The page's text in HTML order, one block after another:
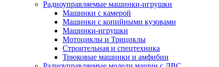
Радиоуправляемые машинки-игрушки
Машинки с камерой
Машинки с копийными кузовами
Машинки-игрушки
Мотоциклы и Трициклы
Строительная и спецтехника
Трюковые машинки и амфибии